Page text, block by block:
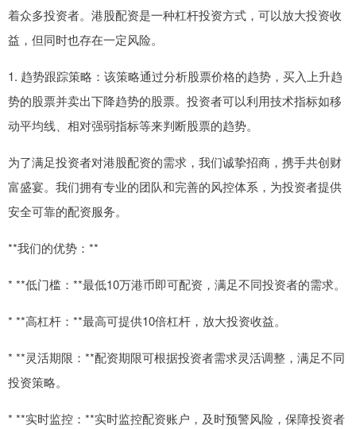
着众多投资者。港股配资是一种杠杆投资方式，可以放大投资收
益，但同时也存在一定风险。
1. 趋势跟踪策略：该策略通过分析股票价格的趋势，买入上升趋
势的股票并卖出下降趋势的股票。投资者可以利用技术指标如移
动平均线、相对强弱指标等来判断股票的趋势。
为了满足投资者对港股配资的需求，我们诚挚招商，携手共创财
富盛宴。我们拥有专业的团队和完善的风控体系，为投资者提供
安全可靠的配资服务。
**我们的优势：**
* **低门槛：**最低10万港币即可配资，满足不同投资者的需求。
* **高杠杆：**最高可提供10倍杠杆，放大投资收益。
* **灵活期限：**配资期限可根据投资者需求灵活调整，满足不同
投资策略。
* **实时监控：**实时监控配资账户，及时预警风险，保障投资者